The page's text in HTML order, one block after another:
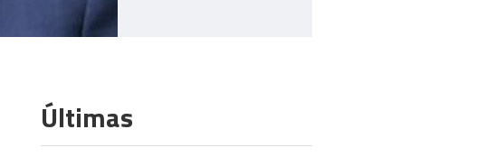
Últimas